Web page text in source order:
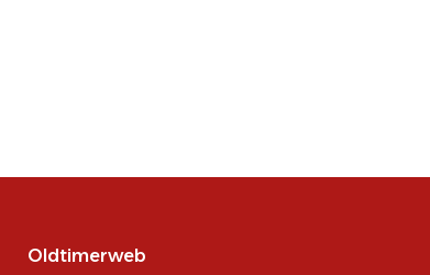
Oldtimerweb